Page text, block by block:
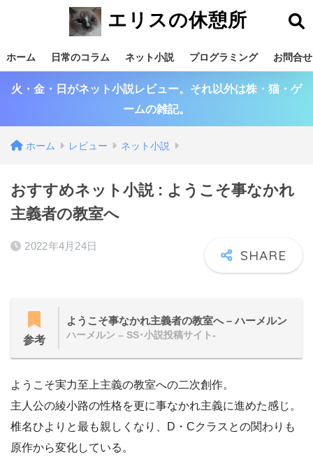
エリスの休憩所
ホーム 日常のコラム ネット小説 プログラミング お問合せ
火・金・日がネット小説レビュー。それ以外は株・猫・ゲ
ームの雑記。
ホーム レビュー ネット小説
おすすめネット小説 : ようこそ事なかれ
主義者の教室へ
2022年4月24日
参考
ようこそ事なかれ主義者の教室へ – ハーメルン
ハーメルン – SS･小説投稿サイト-
ようこそ実力至上主義の教室への二次創作。
主人公の綾小路の性格を更に事なかれ主義に進めた感じ。
椎名ひよりと最も親しくなり、D・Cクラスとの関わりも
原作から変化している。